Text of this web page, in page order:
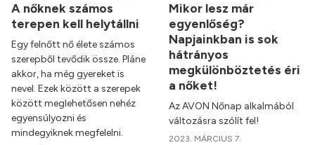
A nőknek számos
terepen kell helytállni
Egy felnőtt nő élete számos
szerepből tevődik össze. Pláne
akkor, ha még gyereket is
nevel. Ezek között a szerepek
között meglehetősen nehéz
egyensúlyozni és
mindegyiknek megfelelni.
Mikor lesz már
egyenlőség?
Napjainkban is sok
hátrányos
megkülönböztetés éri
a nőket!
Az AVON Nőnap alkalmából
változásra szólít fel!
2023. MÁRCIUS 7.